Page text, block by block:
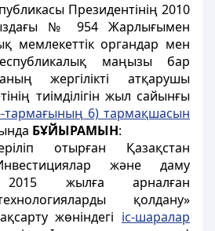
Президентінің 2010
№ 954 Жарлығымен
мемлекеттік органдар мен
маңызы бар
жергілікті атқарушы
тиімділігін жыл сайынғы
тармағының 6) тармақшасын
БҰЙЫРАМЫН:
отырған Қазақстан
және даму
2015 жылға арналған
қолдану»
жөніндегі іс-шаралар